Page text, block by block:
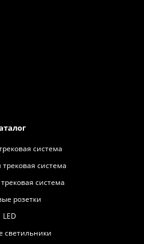
система
трековая система
система
розетки
LED
светильники